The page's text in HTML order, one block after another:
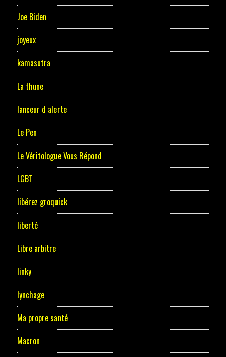
Joe Biden
joyeux
kamasutra
La thune
lanceur d alerte
Le Pen
Le Véritologue Vous Répond
LGBT
libérez groquick
liberté
Libre arbitre
linky
lynchage
Ma propre santé
Macron